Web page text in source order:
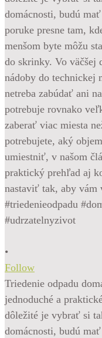
•
Follow
Triedenie odpadu
jednoduché a
dôležité je vybrať si
domácnosti, budú